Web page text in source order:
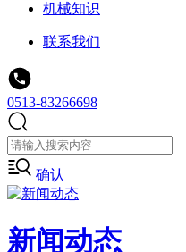
机械知识
联系我们
0513-83266698
确认
新闻动态